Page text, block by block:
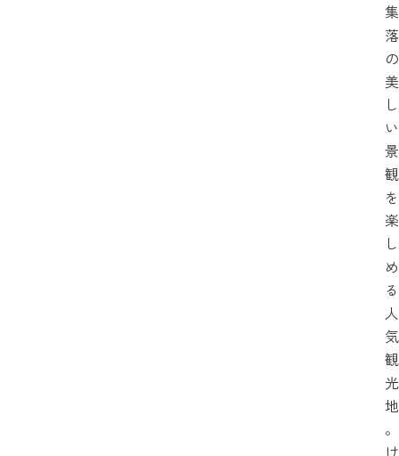
集
落
の
美
し
い
景
観
を
楽
し
め
る
人
気
観
光
地
。
け